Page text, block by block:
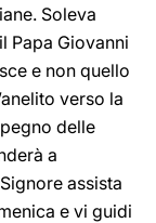
Soleva
Papa Giovanni
e non quello
verso la
delle
a
assista
e vi guidi